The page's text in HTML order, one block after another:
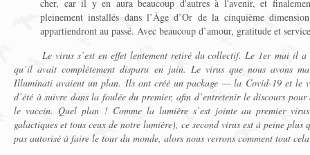
cher, car il y en aura beaucoup d'autres à l'avenir, et
pleinement installés dans l’Âge d’Or de la cinquième
appartiendront au passé. Avec beaucoup d’amour, gratitude et
Le virus s’est en effet lentement retiré du collectif. Le 1er mai il
qu’il avait complétement disparu en juin. Le virus que nous avons
Illuminati avaient un plan. Ils ont créé un package — la Covid-19 et le
d’été à suivre dans la foulée du premier, afin d’entretenir le discours
le vaccin. Quel plan ! Comme la lumière s’est jointe au premier
galactiques et tous ceux de notre lumière), ce second virus est à peine plus
pas autorisé à faire le tour du monde, alors nous verrons comment tout cela